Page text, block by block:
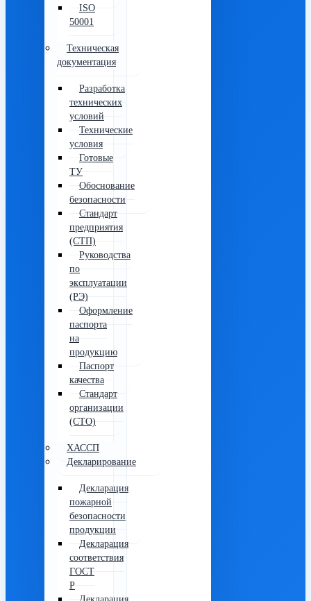
ISO
50001
Техническая
документация
Разработка
технических
условий
Технические
условия
Готовые
ТУ
Обоснование
безопасности
Стандарт
предприятия
(СТП)
Руководства
по
эксплуатации
(РЭ)
Оформление
паспорта
на
продукцию
Паспорт
качества
Стандарт
организации
(СТО)
ХАССП
Декларирование
Декларация
пожарной
безопасности
продукции
Декларация
соответствия
ГОСТ
Р